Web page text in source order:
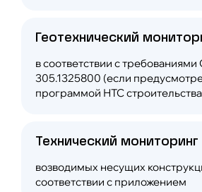
Корректировка
металлоемкости и
сооружений.
Геотехнический
в соответствии с требованиями
305.1325800 (если
программой НТС
Технический мониторинг
возводимых несущих
соответствии с приложением